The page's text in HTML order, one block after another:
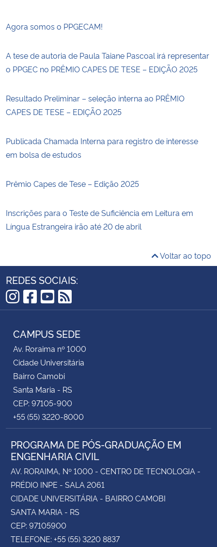
Agora somos o PPGECAM!
A tese de autoria de Paula Taiane Pascoal irá representar
o PPGEC no PRÊMIO CAPES DE TESE – EDIÇÃO 2025
Resultado Preliminar – seleção interna ao PRÊMIO
CAPES DE TESE – EDIÇÃO 2025
Publicada Chamada Interna para registro de interesse
em bolsa de estudos
Prêmio Capes de Tese – Edição 2025
Inscrições para o Teste de Suficiência em Leitura em
Língua Estrangeira irão até 20 de abril
Voltar ao topo
REDES SOCIAIS:
Instagram
Facebook
YouTube
RSS
CAMPUS SEDE
Av. Roraima nº 1000
Cidade Universitária
Bairro Camobi
Santa Maria - RS
CEP: 97105-900
+55 (55) 3220-8000
PROGRAMA DE PÓS-GRADUAÇÃO EM
ENGENHARIA CIVIL
AV. RORAIMA, Nº 1000 - CENTRO DE TECNOLOGIA -
PRÉDIO INPE - SALA 2061
CIDADE UNIVERSITÁRIA - BAIRRO CAMOBI
SANTA MARIA - RS
CEP: 97105900
TELEFONE: +55 (55) 3220 8837